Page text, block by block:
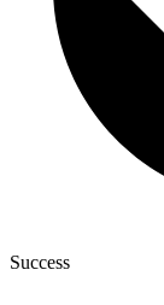
Success